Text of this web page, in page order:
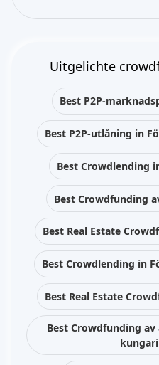
Uitgelichte
Best P2P-
Best P2P-utlåning in
Best Crowdlending
Best Crowdfunding
Best Real Estate
Best Crowdlending in
Best Real Estate
Best Crowdfunding